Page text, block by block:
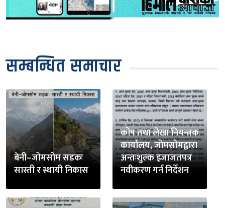
सम्बन्धित समाचार
बेनी–जोमसोम सडकः
सास्ती र स्थायी निकास
कोष तथा लेखा नियन्त्रक
कार्यालय, जोमसोमद्वारा
अन्तःशुल्क इजाजतपत्र
नवीकरण गर्न निर्देशन